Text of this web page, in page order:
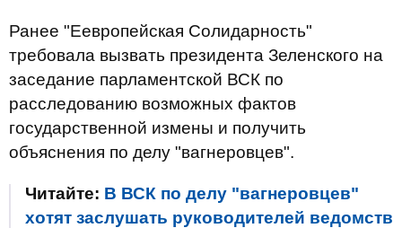
Ранее "Еевропейская Солидарность"
требовала вызвать президента Зеленского на
заседание парламентской ВСК по
расследованию возможных фактов
государственной измены и получить
объяснения по делу "вагнеровцев".
Читайте: В ВСК по делу "вагнеровцев"
хотят заслушать руководителей ведомств